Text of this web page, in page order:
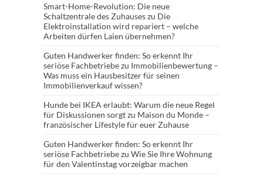
Smart-Home-Revolution: Die neue
Schaltzentrale des Zuhauseszu Die
Elektroinstallation wird repariert – welche
Arbeiten dürfen Laien übernehmen?
Guten Handwerker finden: So erkennt Ihr
seriöse Fachbetriebezu Immobilienbewertung –
Was muss ein Hausbesitzer für seinen
Immobilienverkauf wissen?
Hunde bei IKEA erlaubt: Warum die neue Regel
für Diskussionen sorgtzu Maison du Monde –
französischer Lifestyle für euer Zuhause
Guten Handwerker finden: So erkennt Ihr
seriöse Fachbetriebezu Wie Sie Ihre Wohnung
für den Valentinstag vorzeigbar machen